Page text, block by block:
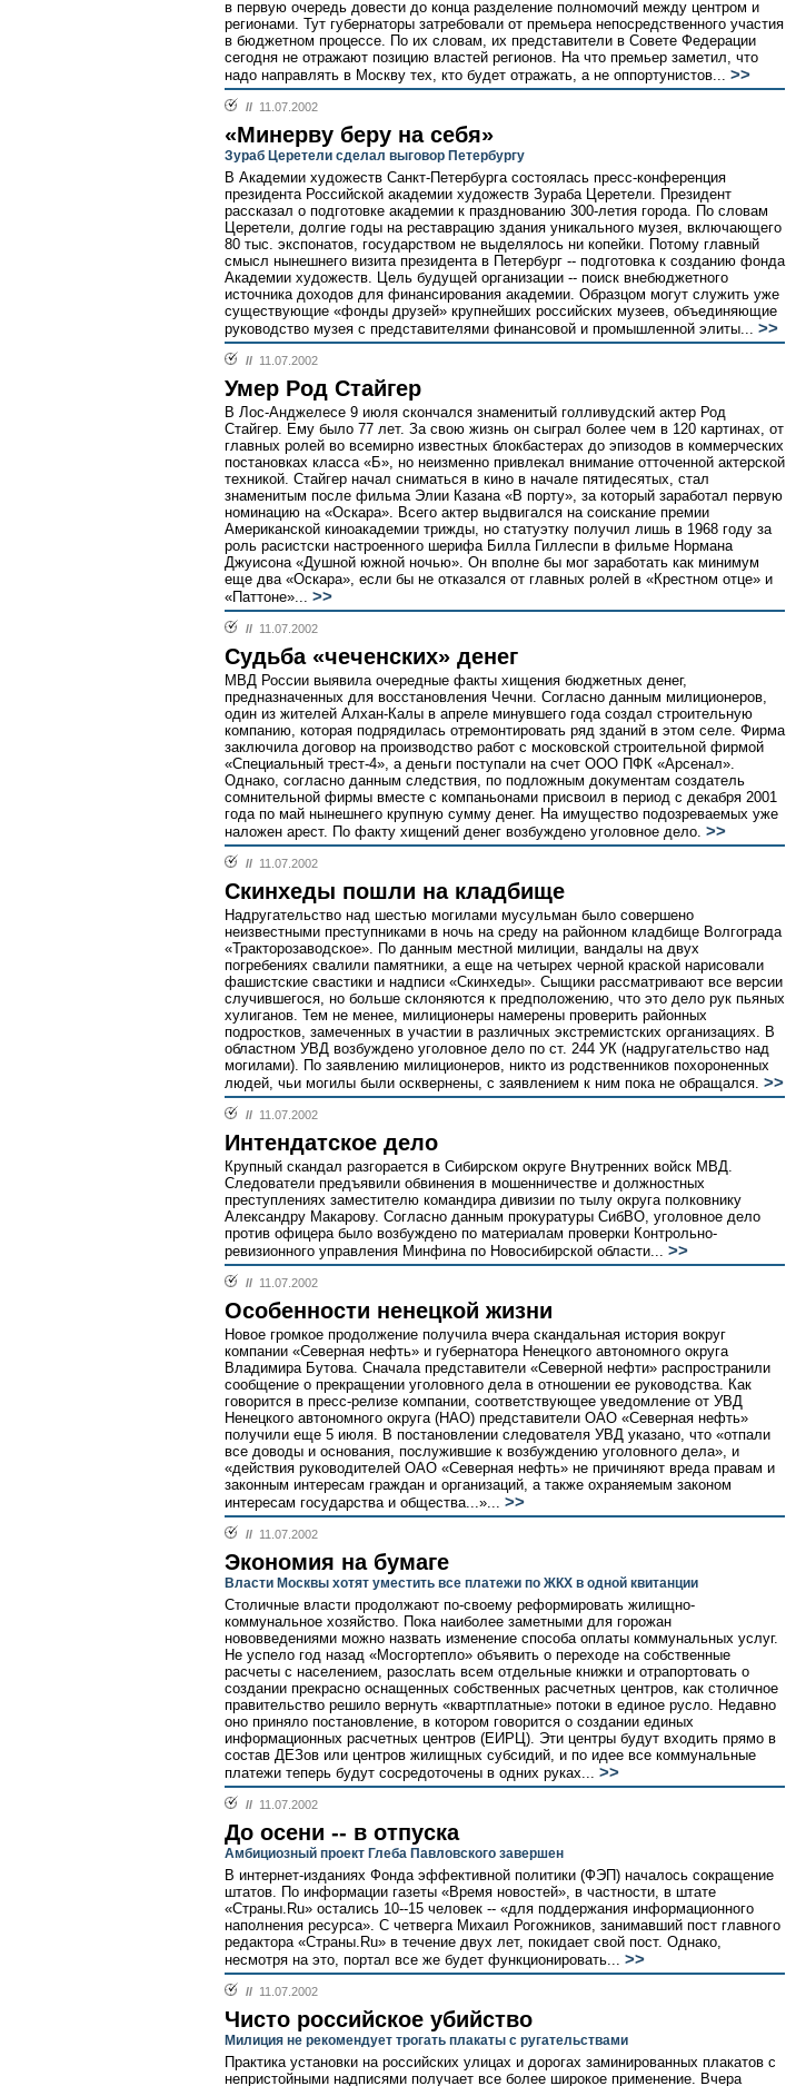
в первую очередь довести до конца разделение полномочий между центром и
регионами. Тут губернаторы затребовали от премьера непосредственного участия
в бюджетном процессе. По их словам, их представители в Совете Федерации
сегодня не отражают позицию властей регионов. На что премьер заметил, что
надо направлять в Москву тех, кто будет отражать, а не оппортунистов... >>
// 11.07.2002
«Минерву беру на себя»
Зураб Церетели сделал выговор Петербургу
В Академии художеств Санкт-Петербурга состоялась пресс-конференция
президента Российской академии художеств Зураба Церетели. Президент
рассказал о подготовке академии к празднованию 300-летия города. По словам
Церетели, долгие годы на реставрацию здания уникального музея, включающего
80 тыс. экспонатов, государством не выделялось ни копейки. Потому главный
смысл нынешнего визита президента в Петербург -- подготовка к созданию фонда
Академии художеств. Цель будущей организации -- поиск внебюджетного
источника доходов для финансирования академии. Образцом могут служить уже
существующие «фонды друзей» крупнейших российских музеев, объединяющие
руководство музея с представителями финансовой и промышленной элиты... >>
// 11.07.2002
Умер Род Стайгер
В Лос-Анджелесе 9 июля скончался знаменитый голливудский актер Род
Стайгер. Ему было 77 лет. За свою жизнь он сыграл более чем в 120 картинах, от
главных ролей во всемирно известных блокбастерах до эпизодов в коммерческих
постановках класса «Б», но неизменно привлекал внимание отточенной актерской
техникой. Стайгер начал сниматься в кино в начале пятидесятых, стал
знаменитым после фильма Элии Казана «В порту», за который заработал первую
номинацию на «Оскара». Всего актер выдвигался на соискание премии
Американской киноакадемии трижды, но статуэтку получил лишь в 1968 году за
роль расистски настроенного шерифа Билла Гиллеспи в фильме Нормана
Джуисона «Душной южной ночью». Он вполне бы мог заработать как минимум
еще два «Оскара», если бы не отказался от главных ролей в «Крестном отце» и
«Паттоне»... >>
// 11.07.2002
Судьба «чеченских» денег
МВД России выявила очередные факты хищения бюджетных денег,
предназначенных для восстановления Чечни. Согласно данным милиционеров,
один из жителей Алхан-Калы в апреле минувшего года создал строительную
компанию, которая подрядилась отремонтировать ряд зданий в этом селе. Фирма
заключила договор на производство работ с московской строительной фирмой
«Специальный трест-4», а деньги поступали на счет ООО ПФК «Арсенал».
Однако, согласно данным следствия, по подложным документам создатель
сомнительной фирмы вместе с компаньонами присвоил в период с декабря 2001
года по май нынешнего крупную сумму денег. На имущество подозреваемых уже
наложен арест. По факту хищений денег возбуждено уголовное дело. >>
// 11.07.2002
Скинхеды пошли на кладбище
Надругательство над шестью могилами мусульман было совершено
неизвестными преступниками в ночь на среду на районном кладбище Волгограда
«Тракторозаводское». По данным местной милиции, вандалы на двух
погребениях свалили памятники, а еще на четырех черной краской нарисовали
фашистские свастики и надписи «Скинхеды». Сыщики рассматривают все версии
случившегося, но больше склоняются к предположению, что это дело рук пьяных
хулиганов. Тем не менее, милиционеры намерены проверить районных
подростков, замеченных в участии в различных экстремистских организациях. В
областном УВД возбуждено уголовное дело по ст. 244 УК (надругательство над
могилами). По заявлению милиционеров, никто из родственников похороненных
людей, чьи могилы были осквернены, с заявлением к ним пока не обращался. >>
// 11.07.2002
Интендатское дело
Крупный скандал разгорается в Сибирском округе Внутренних войск МВД.
Следователи предъявили обвинения в мошенничестве и должностных
преступлениях заместителю командира дивизии по тылу округа полковнику
Александру Макарову. Согласно данным прокуратуры СибВО, уголовное дело
против офицера было возбуждено по материалам проверки Контрольно-
ревизионного управления Минфина по Новосибирской области... >>
// 11.07.2002
Особенности ненецкой жизни
Новое громкое продолжение получила вчера скандальная история вокруг
компании «Северная нефть» и губернатора Ненецкого автономного округа
Владимира Бутова. Сначала представители «Северной нефти» распространили
сообщение о прекращении уголовного дела в отношении ее руководства. Как
говорится в пресс-релизе компании, соответствующее уведомление от УВД
Ненецкого автономного округа (НАО) представители ОАО «Северная нефть»
получили еще 5 июля. В постановлении следователя УВД указано, что «отпали
все доводы и основания, послужившие к возбуждению уголовного дела», и
«действия руководителей ОАО «Северная нефть» не причиняют вреда правам и
законным интересам граждан и организаций, а также охраняемым законом
интересам государства и общества...»... >>
// 11.07.2002
Экономия на бумаге
Власти Москвы хотят уместить все платежи по ЖКХ в одной квитанции
Столичные власти продолжают по-своему реформировать жилищно-
коммунальное хозяйство. Пока наиболее заметными для горожан
нововведениями можно назвать изменение способа оплаты коммунальных услуг.
Не успело год назад «Мосгортепло» объявить о переходе на собственные
расчеты с населением, разослать всем отдельные книжки и отрапортовать о
создании прекрасно оснащенных собственных расчетных центров, как столичное
правительство решило вернуть «квартплатные» потоки в единое русло. Недавно
оно приняло постановление, в котором говорится о создании единых
информационных расчетных центров (ЕИРЦ). Эти центры будут входить прямо в
состав ДЕЗов или центров жилищных субсидий, и по идее все коммунальные
платежи теперь будут сосредоточены в одних руках... >>
// 11.07.2002
До осени -- в отпуска
Амбициозный проект Глеба Павловского завершен
В интернет-изданиях Фонда эффективной политики (ФЭП) началось сокращение
штатов. По информации газеты «Время новостей», в частности, в штате
«Страны.Ru» остались 10--15 человек -- «для поддержания информационного
наполнения ресурса». С четверга Михаил Рогожников, занимавший пост главного
редактора «Страны.Ru» в течение двух лет, покидает свой пост. Однако,
несмотря на это, портал все же будет функционировать... >>
// 11.07.2002
Чисто российское убийство
Милиция не рекомендует трогать плакаты с ругательствами
Практика установки на российских улицах и дорогах заминированных плакатов с
непристойными надписями получает все более широкое применение. Вчера